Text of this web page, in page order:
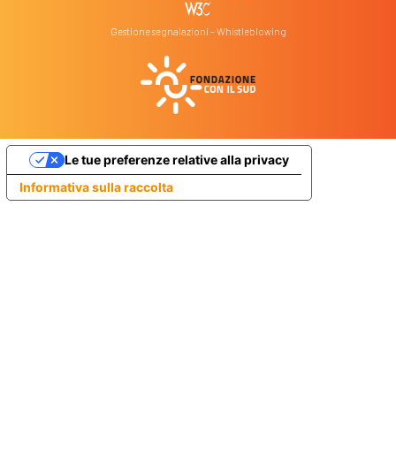
Gestione segnalazioni – Whistleblowing
Informativa sulla raccolta
Le tue preferenze relative alla privacy